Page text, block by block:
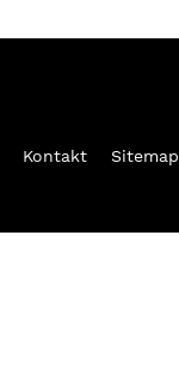
Kontakt Sitemap